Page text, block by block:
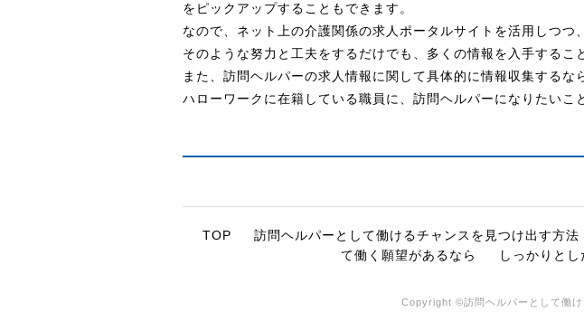
をピックアップすることもできます。
なので、ネット上の介護関係の求人ポータルサイトを活用しつ
そのような努力と工夫をするだけでも、多くの情報を入手するこ
また、訪問ヘルパーの求人情報に関して具体的に情報収集するな
ハローワークに在籍している職員に、訪問ヘルパーになりたいこ
TOP 訪問ヘルパーとして働けるチャンスを見つけ出す方法
て働く願望があるなら
しっかりと
Copyright ©訪問ヘルパーとして働